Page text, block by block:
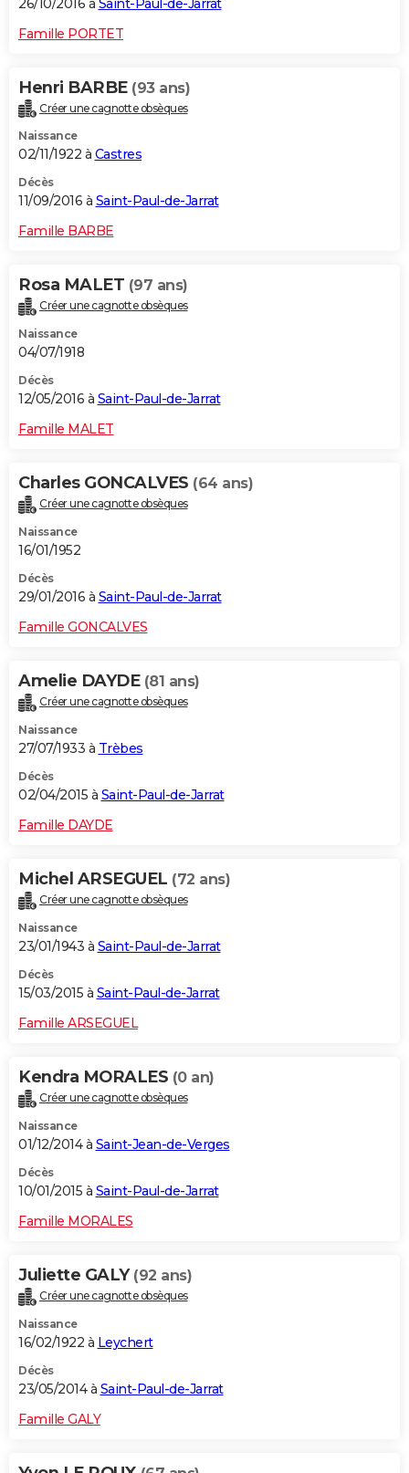
Famille PORTET
Henri BARBE (93 ans)
Créer une cagnotte obsèques
Naissance
02/11/1922 à Castres
Décès
11/09/2016 à Saint-Paul-de-Jarrat
Famille BARBE
Rosa MALET (97 ans)
Créer une cagnotte obsèques
Naissance
04/07/1918
Décès
12/05/2016 à Saint-Paul-de-Jarrat
Famille MALET
Charles GONCALVES (64 ans)
Créer une cagnotte obsèques
Naissance
16/01/1952
Décès
29/01/2016 à Saint-Paul-de-Jarrat
Famille GONCALVES
Amelie DAYDE (81 ans)
Créer une cagnotte obsèques
Naissance
27/07/1933 à Trèbes
Décès
02/04/2015 à Saint-Paul-de-Jarrat
Famille DAYDE
Michel ARSEGUEL (72 ans)
Créer une cagnotte obsèques
Naissance
23/01/1943 à Saint-Paul-de-Jarrat
Décès
15/03/2015 à Saint-Paul-de-Jarrat
Famille ARSEGUEL
Kendra MORALES (0 an)
Créer une cagnotte obsèques
Naissance
01/12/2014 à Saint-Jean-de-Verges
Décès
10/01/2015 à Saint-Paul-de-Jarrat
Famille MORALES
Juliette GALY (92 ans)
Créer une cagnotte obsèques
Naissance
16/02/1922 à Leychert
Décès
23/05/2014 à Saint-Paul-de-Jarrat
Famille GALY